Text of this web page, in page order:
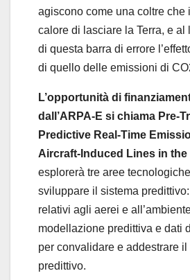
agiscono come una coltre che
calore di lasciare la Terra, e
di questa barra di errore
di quello delle emissioni di
L’opportunità di
dall’ARPA-E si chiama Pre-
Predictive Real-Time
Aircraft-Induced Lines in the
esplorerà tre aree
sviluppare il sistema
relativi agli aerei e
modellazione predittiva e dati
per convalidare e addestrare
predittivo.